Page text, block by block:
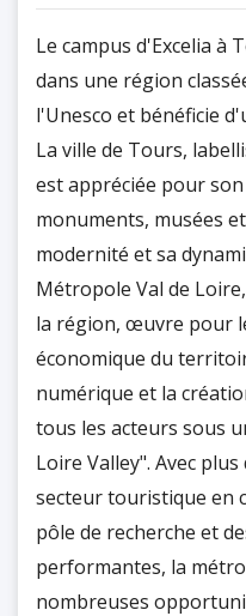
Le campus d'Excelia à
dans une région
l'Unesco et bénéficie
La ville de Tours,
est appréciée pour
monuments, musées
modernité et sa
Métropole Val de
la région, œuvre pour
économique du
numérique et la
tous les acteurs sous
Loire Valley". Avec
secteur touristique en
pôle de recherche et
performantes, la
nombreuses